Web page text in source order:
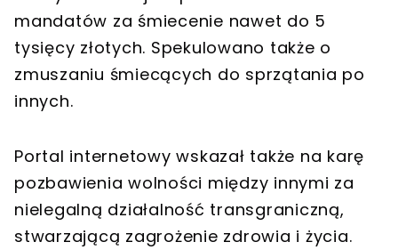
mandatów za śmiecenie nawet do 5
tysięcy złotych. Spekulowano także o
zmuszaniu śmiecących do sprzątania po
innych.
Portal internetowy wskazał także na karę
pozbawienia wolności między innymi za
nielegalną działalność transgraniczną,
stwarzającą zagrożenie zdrowia i życia.